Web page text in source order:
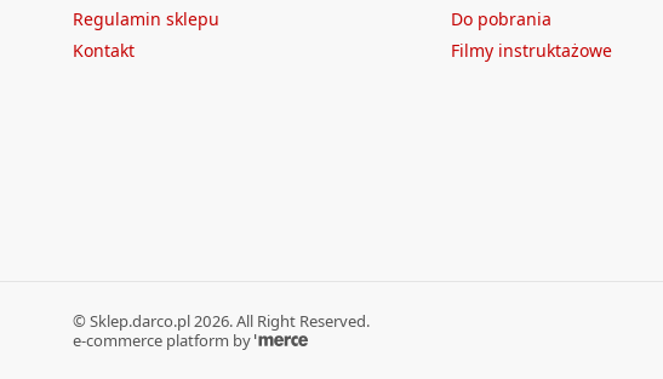
Regulamin sklepu
Kontakt
Do pobrania
Filmy instruktażowe
© Sklep.darco.pl 2026. All Right Reserved.
e-commerce platform by